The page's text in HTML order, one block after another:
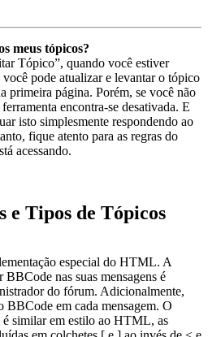
meus tópicos?
Tópico”, quando você estiver
pode atualizar e levantar o tópico
primeira página. Porém, se você não
encontra-se desativada. E
isto simplesmente respondendo ao
fique atento para as regras do
acessando.
e Tipos de Tópicos
especial do HTML. A
BBCode nas suas mensagens é
do fórum. Adicionalmente,
BBCode em cada mensagem. O
similar em estilo ao HTML, as